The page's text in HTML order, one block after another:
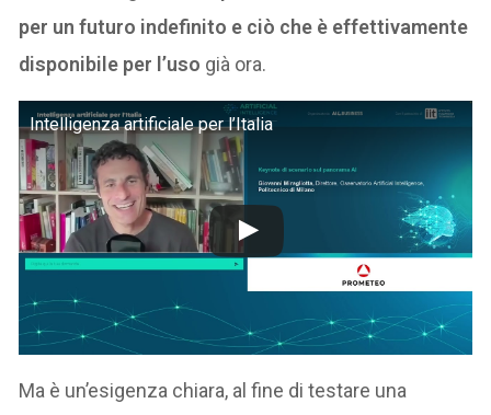
per un futuro indefinito e ciò che è effettivamente
disponibile per l’uso già ora.
Intelligenza artificiale per l’Italia
Ma è un’esigenza chiara, al fine di testare una